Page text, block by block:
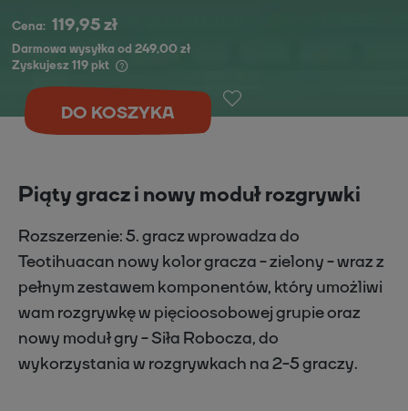
Cena: 119,95 zł
Darmowa wysyłka od 249,00 zł
Zyskujesz119pkt
DO KOSZYKA
Piąty gracz i nowy moduł rozgrywki
Rozszerzenie: 5. gracz wprowadza do
Teotihuacan nowy kolor gracza - zielony - wraz z
pełnym zestawem komponentów, który umożliwi
wam rozgrywkę w pięcioosobowej grupie oraz
nowy moduł gry - Siła Robocza, do
wykorzystania w rozgrywkach na 2-5 graczy.